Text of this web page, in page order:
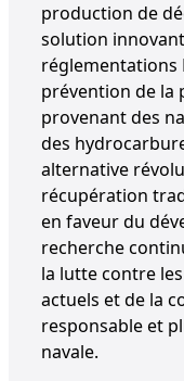
production de
solution
réglementations
prévention de la
provenant des
des
alternative
récupération
en faveur du
recherche
la lutte contre
actuels et de la
responsable et
navale.